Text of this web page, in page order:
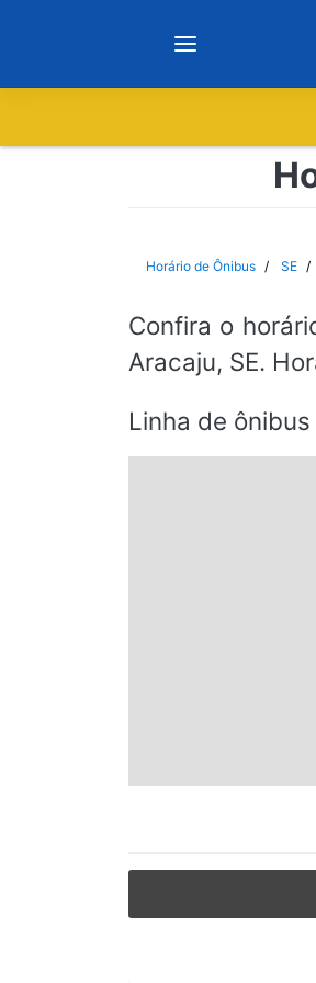
Notícias
São Paulo
Rio de Janeiro
Nordeste
Horário de Ônibus SE
Confira o
Aracaju, SE.
Linha de